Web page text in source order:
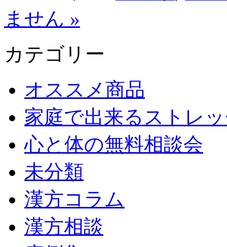
ません »
カテゴリー
オススメ商品
家庭で出来るストレ
心と体の無料相談会
未分類
漢方コラム
漢方相談